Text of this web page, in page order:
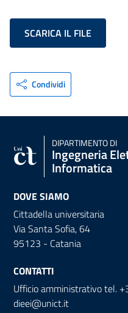
SCARICA IL FILE
Condividi
DIPARTIMENTO DI
Ingegneria
Informatica
DOVE SIAMO
Cittadella universitaria
Via Santa Sofia, 64
95123 - Catania
CONTATTI
Ufficio amministrativo tel.
dieei@unict.it